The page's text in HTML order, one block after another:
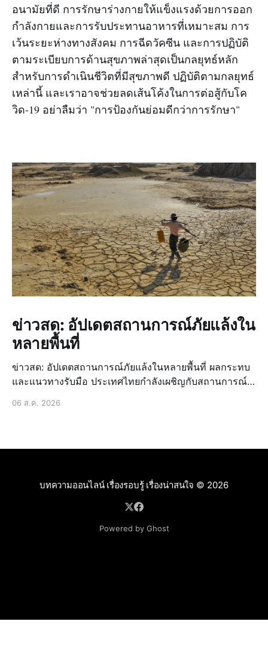
อนามัยที่ดี การรักษาร่างกายให้แข็งแรงด้วยการออก
กำลังกายและการรับประทานอาหารที่เหมาะสม การ
เว้นระยะห่างทางสังคม การฉีดวัคซีน และการปฏิบัติ
ตามระเบียบการด้านสุขภาพล่าสุดเป็นกลยุทธ์หลัก
สำหรับการดำเนินชีวิตที่มีสุขภาพดี ปฏิบัติตามกลยุทธ์
เหล่านี้ และเราอาจช่วยลดเส้นโค้งในการต่อสู้กับโค
วิด-19 อย่าลืมว่า "การป้องกันย่อมดีกว่าการรักษา"
ข่าวสด: อัปเดตสถานการณ์ภัยแล้งใน
หลายพื้นที่
ข่าวสด: อัปเดตสถานการณ์ภัยแล้งในหลายพื้นที่ ผลกระทบ
และแนวทางรับมือ ประเทศไทยกำลังเผชิญกับสถานการณ์
06 ส.ค. 2026
บทความออนไลน์ เรื่องรอบรู้ เรื่องน่าสนใจ © 2026
Powered by Ghost